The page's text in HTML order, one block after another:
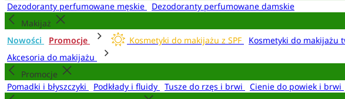
Dezodoranty perfumowane męskie
Dezodoranty perfumowane damskie
Makijaż
Nowości
Promocje Kosmetyki do makijażu z SPF Kosmetyki do makijażu
Akcesoria do makijażu
Promocje
Pomadki i błyszczyki
Podkłady i fluidy Tusze do rzęs i brwi Cienie do powiek i brwi